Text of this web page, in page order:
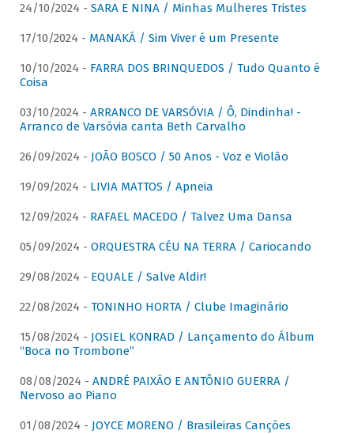
24/10/2024 - SARA E NINA / Minhas Mulheres Tristes
17/10/2024 - MANAKÁ / Sim Viver é um Presente
10/10/2024 - FARRA DOS BRINQUEDOS / Tudo Quanto é
Coisa
03/10/2024 - ARRANCO DE VARSÓVIA / Ô, Dindinha! -
Arranco de Varsóvia canta Beth Carvalho
26/09/2024 - JOÃO BOSCO / 50 Anos - Voz e Violão
19/09/2024 - LIVIA MATTOS / Apneia
12/09/2024 - RAFAEL MACEDO / Talvez Uma Dansa
05/09/2024 - ORQUESTRA CÉU NA TERRA / Cariocando
29/08/2024 - EQUALE / Salve Aldir!
22/08/2024 - TONINHO HORTA / Clube Imaginário
15/08/2024 - JOSIEL KONRAD / Lançamento do Álbum
“Boca no Trombone”
08/08/2024 - ANDRÉ PAIXÃO E ANTÔNIO GUERRA /
Nervoso ao Piano
01/08/2024 - JOYCE MORENO / Brasileiras Canções